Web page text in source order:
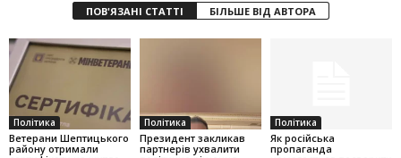
ПОВ'ЯЗАНІ СТАТТІ БІЛЬШЕ ВІД АВТОРА
Політика
Ветерани Шептицького
району отримали
Політика
Президент закликав
партнерів ухвалити
Політика
Як російська
пропаганда